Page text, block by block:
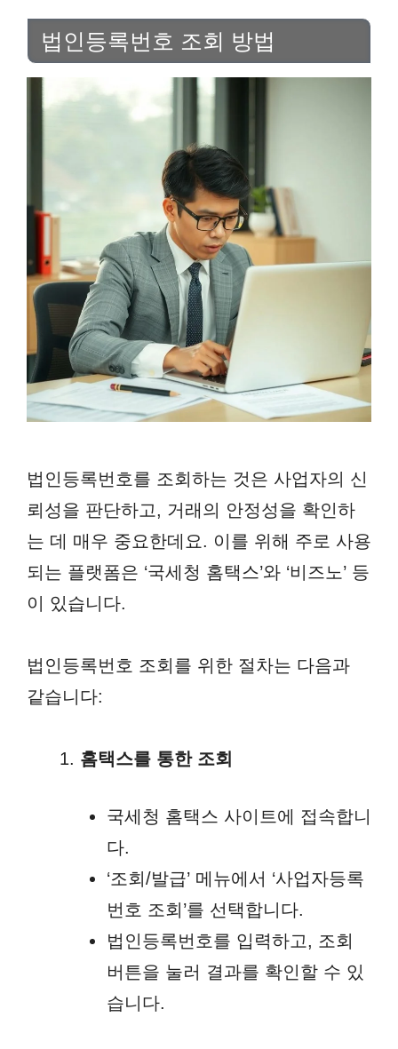
법인등록번호 조회 방법
법인등록번호를 조회하는 것은 사업자의 신
뢰성을 판단하고, 거래의 안정성을 확인하
는 데 매우 중요한데요. 이를 위해 주로 사용
되는 플랫폼은 ‘국세청 홈택스’와 ‘비즈노’ 등
이 있습니다.
법인등록번호 조회를 위한 절차는 다음과
같습니다:
홈택스를 통한 조회
국세청 홈택스 사이트에 접속합니
다.
‘조회/발급’ 메뉴에서 ‘사업자등록
번호 조회’를 선택합니다.
법인등록번호를 입력하고, 조회
버튼을 눌러 결과를 확인할 수 있
습니다.